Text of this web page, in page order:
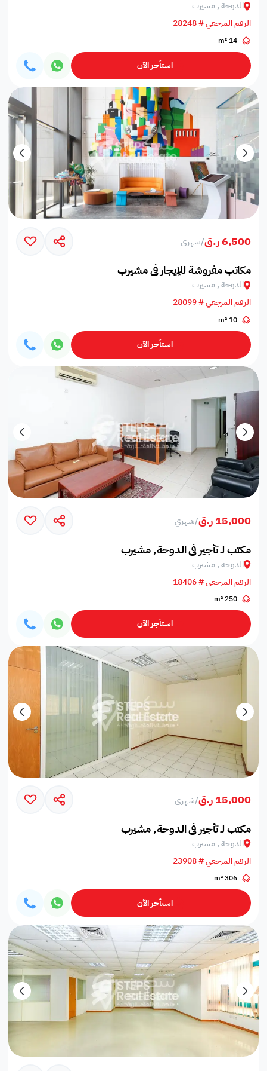
الدوحة , مشيرب
الرقم المرجعي # 28248
14 m²
استأجر الآن
6,500 ر.ق /شهري
مكاتب مفروشة للإيجار في مشيرب
الدوحة , مشيرب
الرقم المرجعي # 28099
10 m²
استأجر الآن
15,000 ر.ق /شهري
مكتب لـ تأجير في الدوحة, مشيرب
الدوحة , مشيرب
الرقم المرجعي # 18406
250 m²
استأجر الآن
15,000 ر.ق /شهري
مكتب لـ تأجير في الدوحة, مشيرب
الدوحة , مشيرب
الرقم المرجعي # 23908
306 m²
استأجر الآن